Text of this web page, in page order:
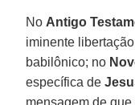
No Antigo
iminente
babilônico; no
específica de
mensagem de